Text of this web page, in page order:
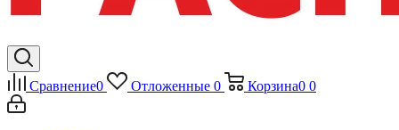
Сравнение0 Отложенные 0 Корзина0 0